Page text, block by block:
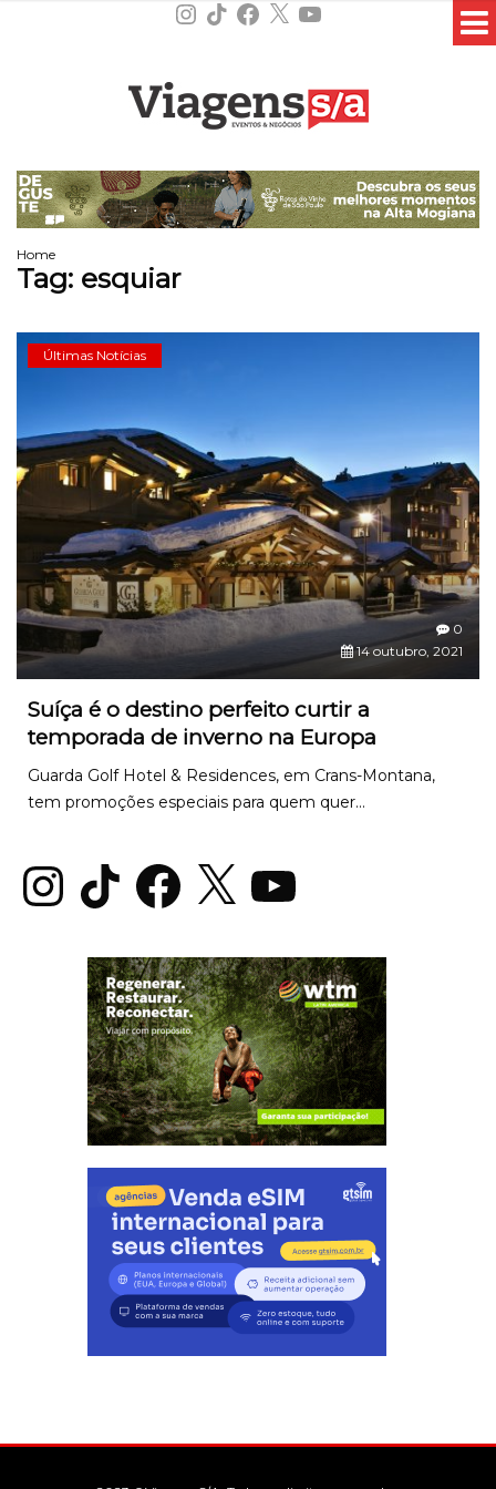
Instagram
TikTokFacebook
X YouTube
Home
Tag: esquiar
Últimas Notícias
0
14 outubro, 2021
Suíça é o destino perfeito curtir a
temporada de inverno na Europa
Guarda Golf Hotel & Residences, em Crans-Montana,
tem promoções especiais para quem quer...
InstagramTikTok Facebook
X YouTube